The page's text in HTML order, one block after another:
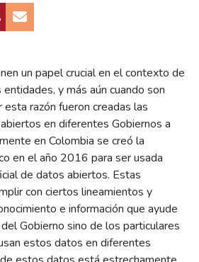
un papel crucial en el contexto de
y más aún cuando son
razón fueron creadas las
en diferentes Gobiernos a
en Colombia se creó la
en el año 2016 para ser usada
de datos abiertos. Estas
con ciertos lineamientos y
e información que ayude
Gobierno sino de los particulares
estos datos en diferentes